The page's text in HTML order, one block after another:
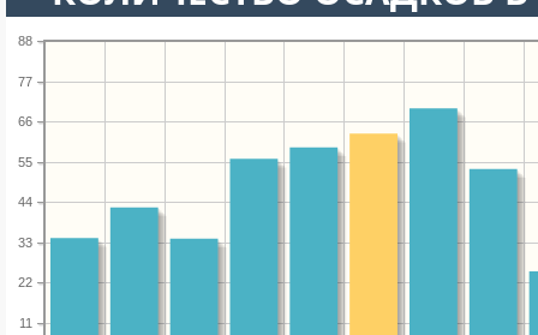
11
22
33
44
55
66
77
88